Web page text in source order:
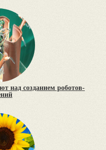
над созданием роботов-